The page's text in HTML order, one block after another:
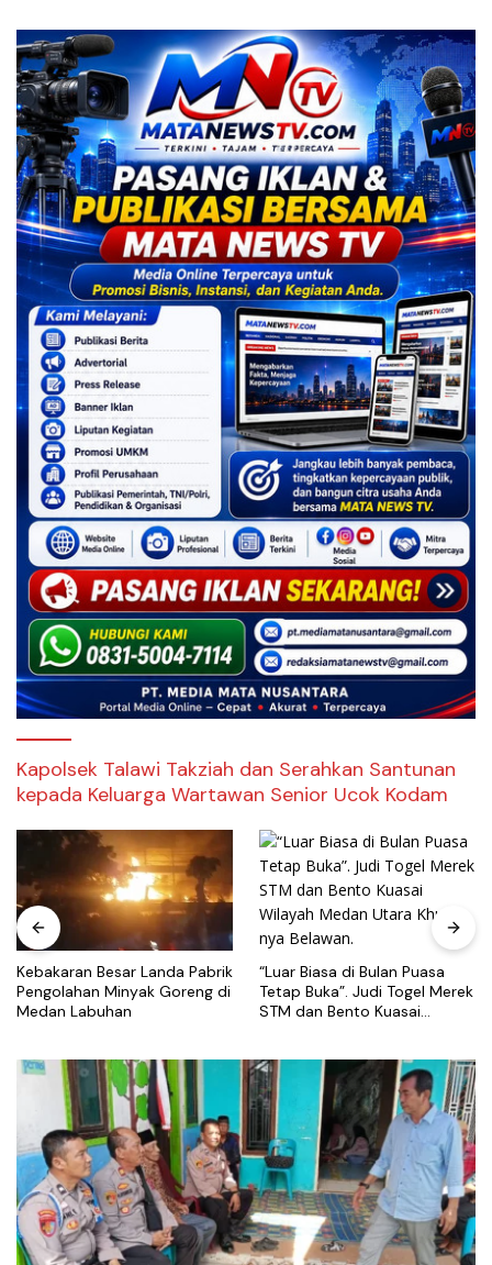
Kapolsek Talawi Takziah dan Serahkan Santunan
kepada Keluarga Wartawan Senior Ucok Kodam
“Luar Biasa di Bulan Puasa
Tetap Buka”. Judi Togel Merek
STM dan Bento Kuasai
Diduga Dianiaya Saat
Diamankan, Pria 45 Tahun
Meninggal Dunia, Keluarga